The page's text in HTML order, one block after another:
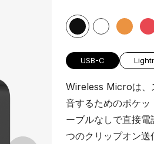
USB-C
Wireless Microは、
音するためのポケ
ーブルなしで直接
つのクリップオン